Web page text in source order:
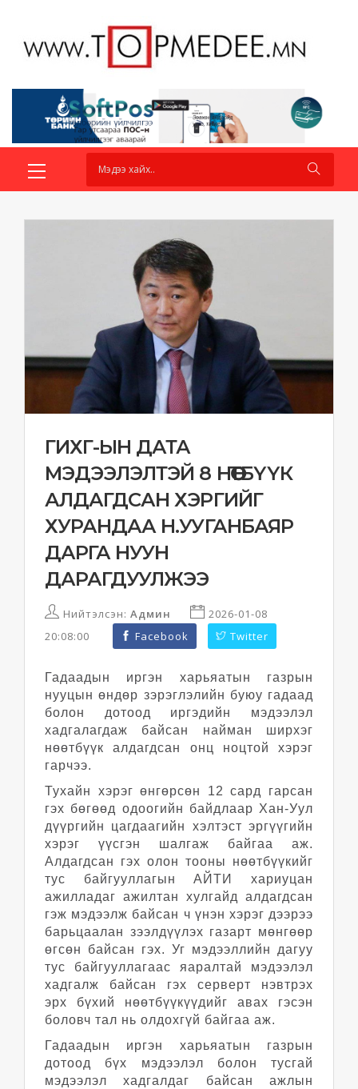
ГИХГ-ЫН ДАТА
МЭДЭЭЛЭЛТЭЙ 8 НӨӨТБҮҮК
АЛДАГДСАН ХЭРГИЙГ
ХУРАНДАА Н.УУГАНБАЯР
ДАРГА НУУН
ДАРАГДУУЛЖЭЭ
Нийтэлсэн: Админ
2026-01-08
20:08:00
Facebook Twitter
Гадаадын иргэн харьяатын газрын
нууцын өндөр зэрэглэлийн буюу гадаад
болон дотоод иргэдийн мэдээлэл
хадгалагдаж байсан найман ширхэг
нөөтбүүк алдагдсан онц ноцтой хэрэг
гарчээ.
Тухайн хэрэг өнгөрсөн 12 сард гарсан
гэх бөгөөд одоогийн байдлаар Хан-Уул
дүүргийн цагдаагийн хэлтэст эргүүгийн
хэрэг үүсгэн шалгаж байгаа аж.
Алдагдсан гэх олон тооны нөөтбүүкийг
тус байгууллагын АЙТИ хариуцан
ажилладаг ажилтан хулгайд алдагдсан
гэж мэдээлж байсан ч үнэн хэрэг дээрээ
барьцаалан зээлдүүлэх газарт мөнгөөр
өгсөн байсан гэх. Уг мэдээллийн дагуу
тус байгууллагаас яаралтай мэдээлэл
хадгалж байсан гэх серверт нэвтрэх
эрх бүхий нөөтбүүкүүдийг авах гэсэн
боловч тал нь олдохгүй байгаа аж.
Гадаадын иргэн харьяатын газрын
дотоод бүх мэдээлэл болон тусгай
мэдээлэл хадгалдаг байсан ажлын